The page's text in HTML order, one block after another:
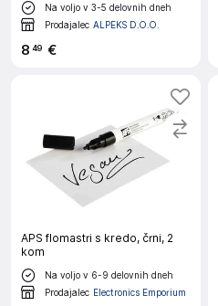
Na voljo v 3-5 delovnih dneh
Prodajalec ALPEKS D.O.O.
8 49 €
APS flomastri s kredo, črni, 2
kom
Na voljo v 6-9 delovnih dneh
Prodajalec Electronics Emporium